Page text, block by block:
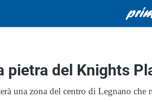
pietra del Knights
una zona del centro di Legnano